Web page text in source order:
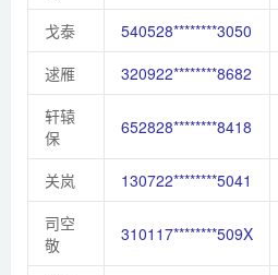
戈泰 540528********3050
逑雁
320922********8682
轩辕
保
652828********8418
关岚
130722********5041
司空
敬
310117********509X